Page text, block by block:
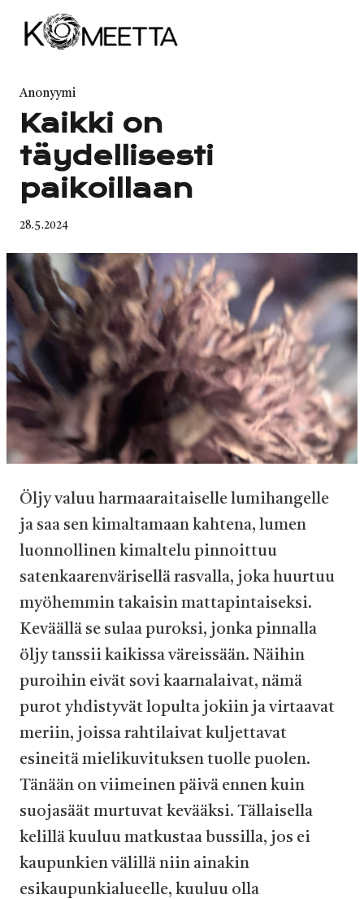
Category
Anonyymi
Kaikki on
täydellisesti
paikoillaan
Published
28.5.2024
Öljy valuu harmaaraitaiselle lumihangelle
ja saa sen kimaltamaan kahtena, lumen
luonnollinen kimaltelu pinnoittuu
satenkaarenvärisellä rasvalla, joka huurtuu
myöhemmin takaisin mattapintaiseksi.
Keväällä se sulaa puroksi, jonka pinnalla
öljy tanssii kaikissa väreissään. Näihin
puroihin eivät sovi kaarnalaivat, nämä
purot yhdistyvät lopulta jokiin ja virtaavat
meriin, joissa rahtilaivat kuljettavat
esineitä mielikuvituksen tuolle puolen.
Tänään on viimeinen päivä ennen kuin
suojasäät murtuvat kevääksi. Tällaisella
kelillä kuuluu matkustaa bussilla, jos ei
kaupunkien välillä niin ainakin
esikaupunkialueelle, kuuluu olla